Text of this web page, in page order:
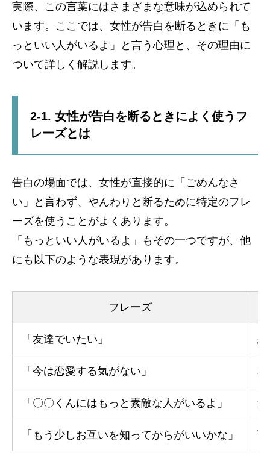
実際、この言葉にはさまざまな意味が込められて
います。ここでは、女性が告白を断るときに「も
っといい人がいるよ」と言う心理と、その理由に
ついて詳しく解説します。
2-1. 女性が告白を断るときによく使うフ
レーズとは
告白の場面では、女性が直接的に「ごめんなさ
い」と言わず、やんわりと断るために特定のフレ
ーズを使うことがよくあります。
「もっといい人がいるよ」もその一つですが、他
にも以下のような表現があります。
フレーズ
「友達でいたい」
「今は恋愛する気がない」
「〇〇くんにはもっと素敵な人がいるよ」
「もう少しお互いを知ってからがいいかな」